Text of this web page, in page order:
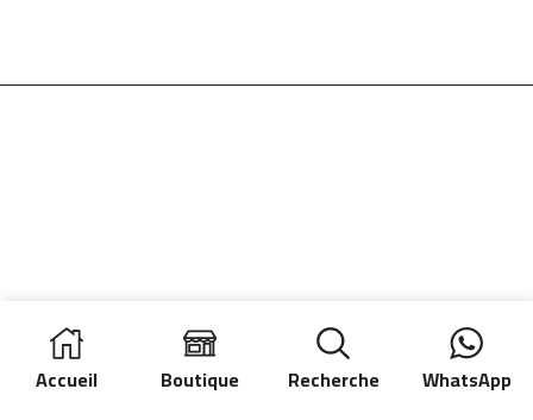
Accueil Boutique Recherche WhatsApp